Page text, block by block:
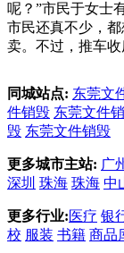
呢？”市民于女士
市民还真不少，
卖。不过，推车
同城站点: 东莞文
件销毁 东莞文件
毁 东莞文件销毁
更多城市主站: 广
深圳 珠海 珠海 中
更多行业: 医疗 银
校 服装 书籍 商品